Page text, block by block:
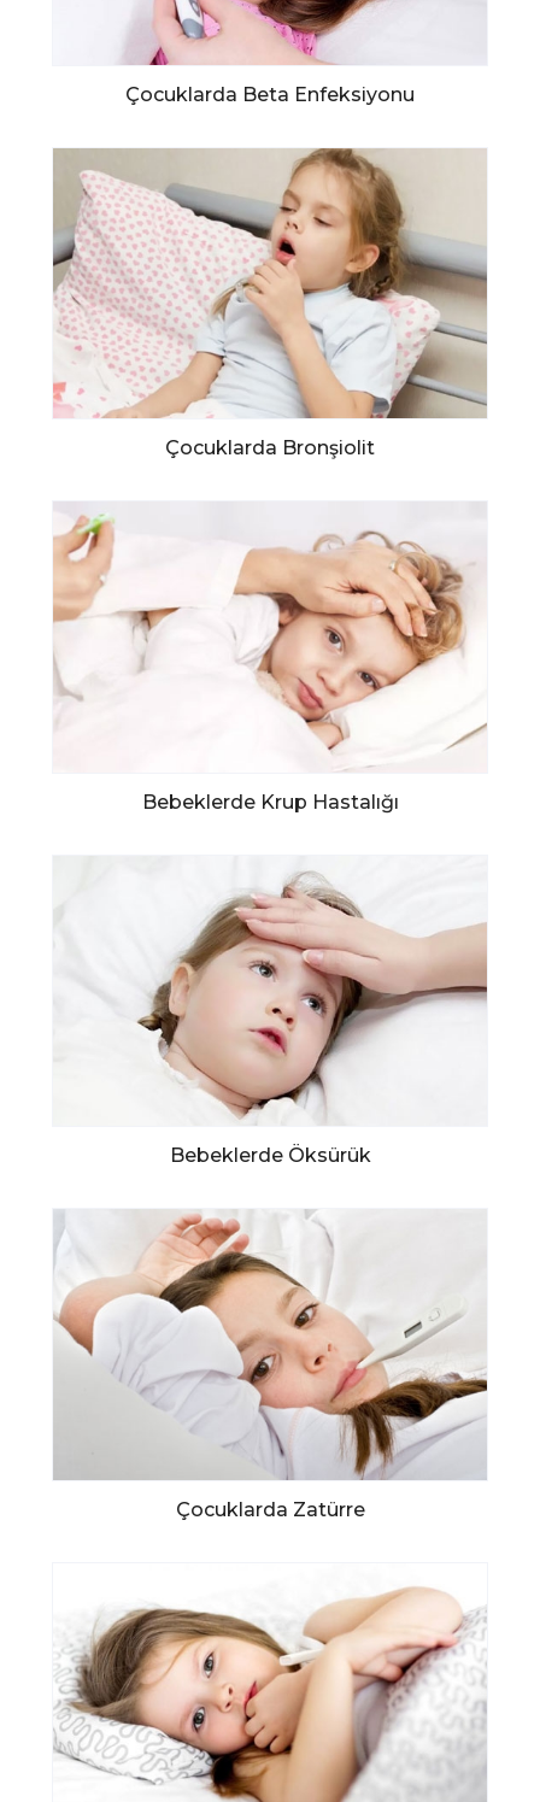
Çocuklarda Beta Enfeksiyonu
Çocuklarda Bronşiolit
Bebeklerde Krup Hastalığı
Bebeklerde Öksürük
Çocuklarda Zatürre